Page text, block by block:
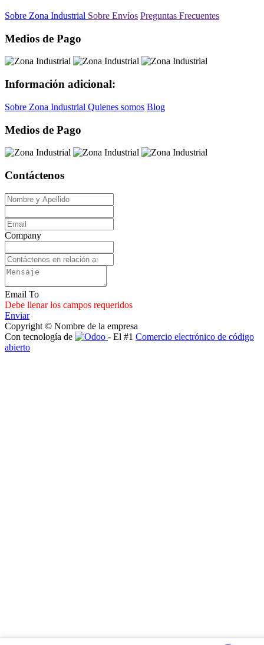
Sobre Zona Industrial Sobre Envíos Preguntas Frecuentes
Medios de Pago
Información adicional:
Sobre Zona Industrial Quienes somos Blog
Medios de Pago
Contáctenos
Company
Email To
Debe llenar los campos requeridos
Enviar
Copyright © Nombre de la empresa
Con tecnología de
- El #1 Comercio electrónico de código
abierto